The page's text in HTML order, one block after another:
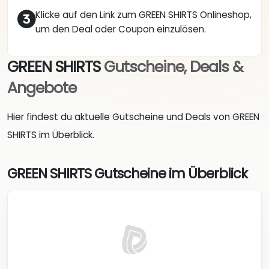
Klicke auf den Link zum GREEN SHIRTS Onlineshop,
um den Deal oder Coupon einzulösen.
GREEN SHIRTSGutscheine, Deals &
Angebote
Hier findest du aktuelle Gutscheine und Deals von GREEN
SHIRTS im Überblick.
GREEN SHIRTS Gutscheine im Überblick